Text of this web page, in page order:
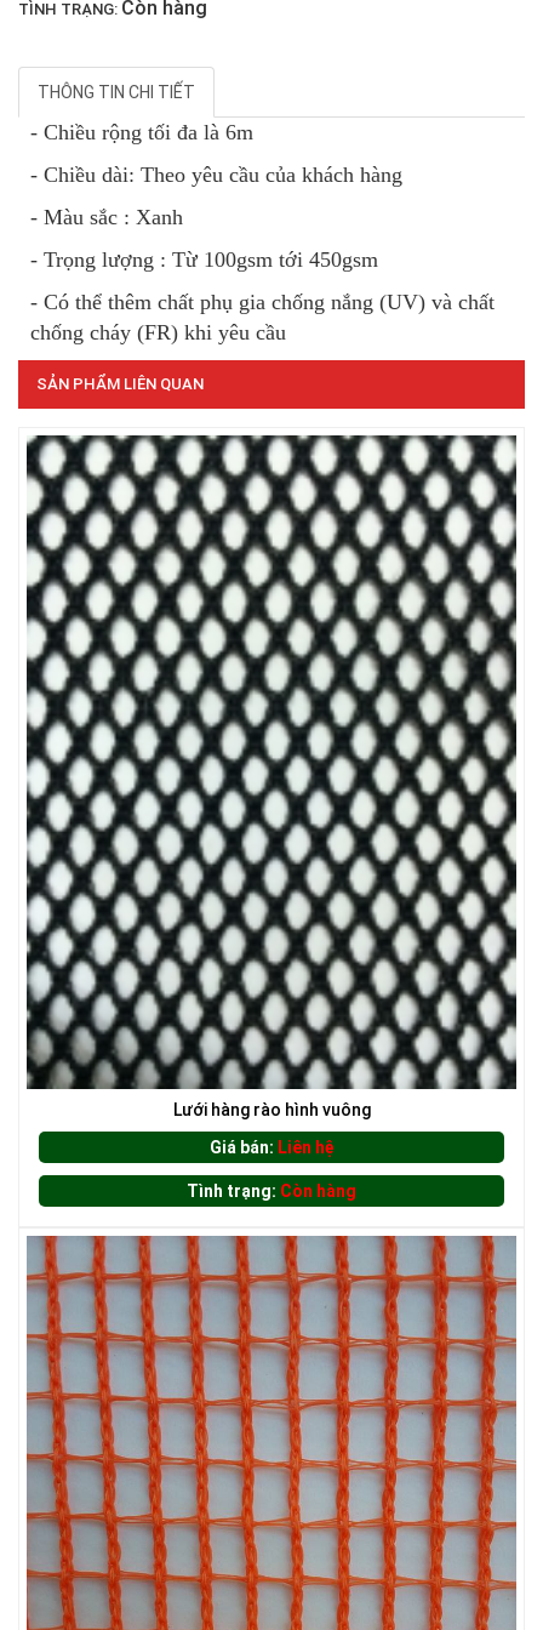
LƯỚI CHẮN GIÓ
LƯỚI CHẮN CÔN TRÙNG
LƯỚI CHẮN CÔN TRÙNG
LƯỚI CHẮN ĐỘNG VẬT
TÌNH TRẠNG: Còn hàng
THÔNG TIN CHI TIẾT
- Chiều rộng tối đa là 6m
- Chiều dài: Theo yêu cầu của khách hàng
- Màu sắc : Xanh
- Trọng lượng : Từ 100gsm tới 450gsm
- Có thể thêm chất phụ gia chống nắng (UV) và chất
chống cháy (FR) khi yêu cầu
SẢN PHẨM LIÊN QUAN
Lưới hàng rào hình vuông
Giá bán: Liên hệ
Tình trạng: Còn hàng